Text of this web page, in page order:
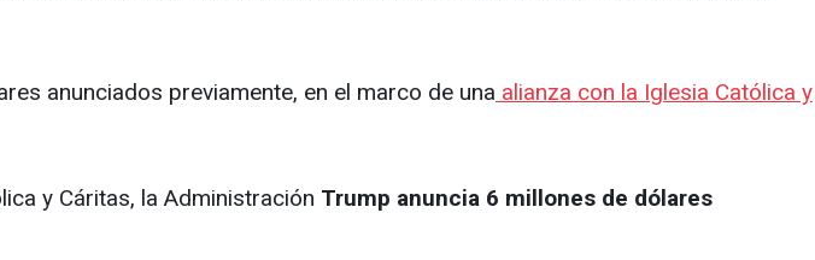
anunciados previamente, en el marco de una alianza con la Iglesia Católica y
y Cáritas, la Administración Trump anuncia 6 millones de dólares